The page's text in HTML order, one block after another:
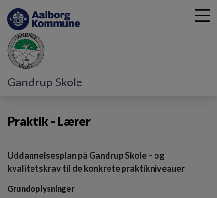
Gandrup Skole
Praktik - Lærer
Uddannelsesplan på Gandrup Skole – og
kvalitetskrav til de konkrete praktikniveauer
Grundoplysninger